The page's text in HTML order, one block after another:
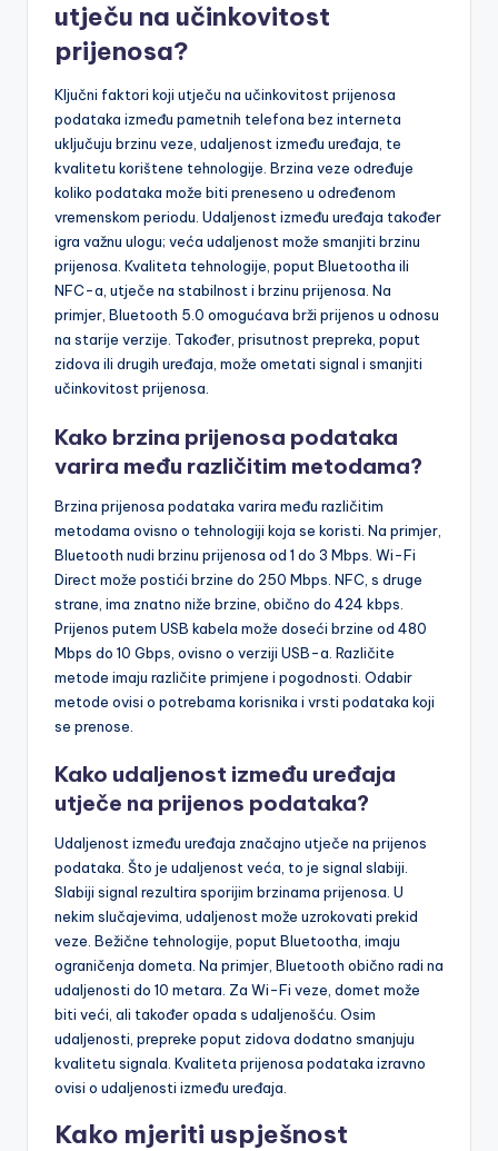
utječu na učinkovitost
prijenosa?
Ključni faktori koji utječu na učinkovitost prijenosa
podataka između pametnih telefona bez interneta
uključuju brzinu veze, udaljenost između uređaja, te
kvalitetu korištene tehnologije. Brzina veze određuje
koliko podataka može biti preneseno u određenom
vremenskom periodu. Udaljenost između uređaja također
igra važnu ulogu; veća udaljenost može smanjiti brzinu
prijenosa. Kvaliteta tehnologije, poput Bluetootha ili
NFC-a, utječe na stabilnost i brzinu prijenosa. Na
primjer, Bluetooth 5.0 omogućava brži prijenos u odnosu
na starije verzije. Također, prisutnost prepreka, poput
zidova ili drugih uređaja, može ometati signal i smanjiti
učinkovitost prijenosa.
Kako brzina prijenosa podataka
varira među različitim metodama?
Brzina prijenosa podataka varira među različitim
metodama ovisno o tehnologiji koja se koristi. Na primjer,
Bluetooth nudi brzinu prijenosa od 1 do 3 Mbps. Wi-Fi
Direct može postići brzine do 250 Mbps. NFC, s druge
strane, ima znatno niže brzine, obično do 424 kbps.
Prijenos putem USB kabela može doseći brzine od 480
Mbps do 10 Gbps, ovisno o verziji USB-a. Različite
metode imaju različite primjene i pogodnosti. Odabir
metode ovisi o potrebama korisnika i vrsti podataka koji
se prenose.
Kako udaljenost između uređaja
utječe na prijenos podataka?
Udaljenost između uređaja značajno utječe na prijenos
podataka. Što je udaljenost veća, to je signal slabiji.
Slabiji signal rezultira sporijim brzinama prijenosa. U
nekim slučajevima, udaljenost može uzrokovati prekid
veze. Bežične tehnologije, poput Bluetootha, imaju
ograničenja dometa. Na primjer, Bluetooth obično radi na
udaljenosti do 10 metara. Za Wi-Fi veze, domet može
biti veći, ali također opada s udaljenošću. Osim
udaljenosti, prepreke poput zidova dodatno smanjuju
kvalitetu signala. Kvaliteta prijenosa podataka izravno
ovisi o udaljenosti između uređaja.
Kako mjeriti uspješnost